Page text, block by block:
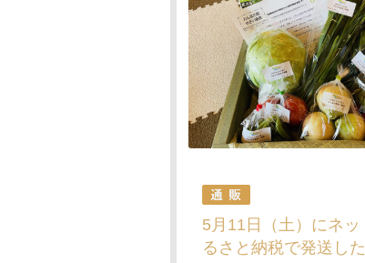
5月11日（土）にネッ
るさと納税で発送し